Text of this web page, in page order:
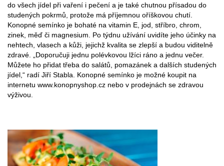
do všech jídel při vaření i pečení a je také chutnou přísadou do
studených pokrmů, protože má příjemnou oříškovou chutí.
Konopné semínko je bohaté na vitamin E, jod, stříbro, chrom,
zinek, měď či magnesium. Po týdnu užívání uvidíte jeho účinky na
nehtech, vlasech a kůži, jejichž kvalita se zlepší a budou viditelně
zdravé. „Doporučuji jednu polévkovou lžíci ráno a jednu večer.
Můžete ho přidat třeba do salátů, pomazánek a dalších studených
jídel,“ radí Jiří Stabla. Konopné semínko je možné koupit na
internetu www.konopnyshop.cz nebo v prodejnách se zdravou
výživou.